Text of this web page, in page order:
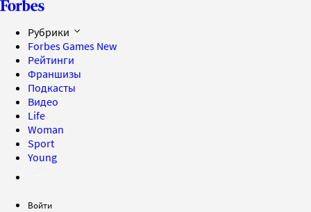
Рубрики
Forbes Games New
Рейтинги
Франшизы
Подкасты
Видео
Life
Woman
Sport
Young
Войти